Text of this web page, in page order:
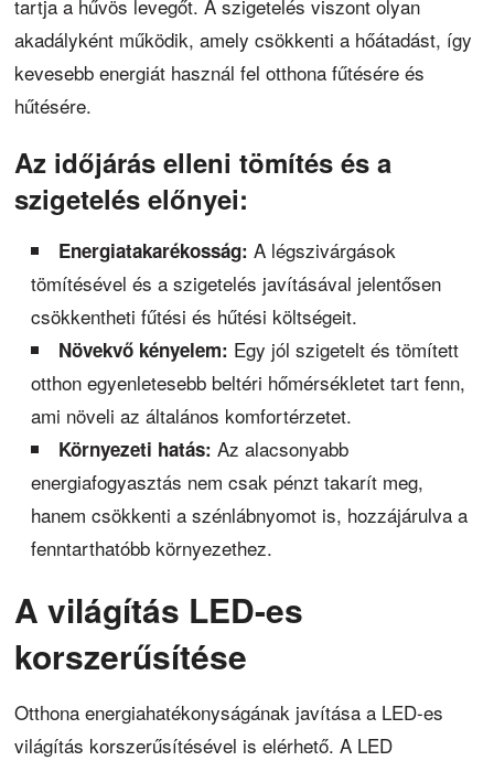
tartja a hűvös levegőt. A szigetelés viszont olyan
akadályként működik, amely csökkenti a hőátadást, így
kevesebb energiát használ fel otthona fűtésére és
hűtésére.
Az időjárás elleni tömítés és a
szigetelés előnyei:
Energiatakarékosság: A légszivárgások
tömítésével és a szigetelés javításával jelentősen
csökkentheti fűtési és hűtési költségeit.
Növekvő kényelem: Egy jól szigetelt és tömített
otthon egyenletesebb beltéri hőmérsékletet tart fenn,
ami növeli az általános komfortérzetet.
Környezeti hatás: Az alacsonyabb
energiafogyasztás nem csak pénzt takarít meg,
hanem csökkenti a szénlábnyomot is, hozzájárulva a
fenntarthatóbb környezethez.
A világítás LED-es
korszerűsítése
Otthona energiahatékonyságának javítása a LED-es
világítás korszerűsítésével is elérhető. A LED